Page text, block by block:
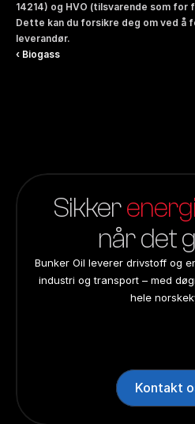
14214) og HVO (tilsvarende som for
Dette kan du forsikre deg om ved å
leverandør.
‹ Biogass
Kontakt
Sikker
når det
Bunker Oil leverer drivstoff og
industri og transport – med
hele
Kontakt